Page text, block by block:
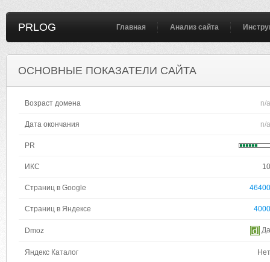
PRLOG Главная Анализ сайта
ОСНОВНЫЕ ПОКАЗАТЕЛИ САЙТА
Возраст домена n/a
Дата окончания n/a
PR
ИКС 10
Страниц в Google 46400
Страниц в Яндексе 4000
Dmoz Да
Яндекс Каталог Нет